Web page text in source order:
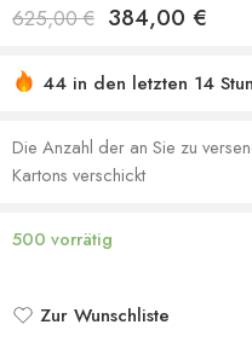
625,00€ 384,00 €
44 in den letzten 14
Einkaufswagen
Die Anzahl der an Sie zu
Kartons verschickt
500 vorrätig
Zur Wunschliste